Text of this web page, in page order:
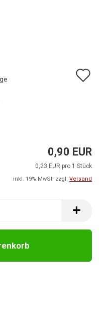
0,90 EUR
0,23 EUR pro 1 Stück
inkl. 19% MwSt. zzgl. Versand